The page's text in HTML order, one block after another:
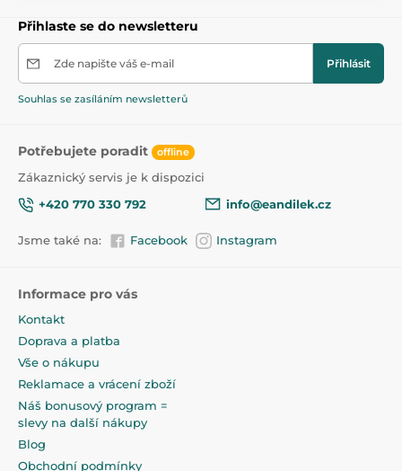
rozvíjí zrakovou - sluchovou - motorickou koordinaci
zvuk pískání vzbuzuje zájem a učí vztahy příčina-
následek
(uchopování, překládání)
Technická data:
Materiál: 100% polyester
Rozměry: šířka 11 cm x výška 25 cm x hloubka 8 cm
Přihlaste se do newsletteru
Zde napište váš e-mail Přihlásit
Souhlas se zasíláním newsletterů
Potřebujete poradit offline
Zákaznický servis je k dispozici
+420 770 330 792
info@eandilek.cz
Jsme také na: Facebook Instagram
Informace pro vás
Kontakt
Doprava a platba
Vše o nákupu
Reklamace a vrácení zboží
Náš bonusový program =
slevy na další nákupy
Blog
Obchodní podmínky